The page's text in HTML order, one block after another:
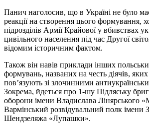
Панич наголосив, що в Україні не було
реакції на створення цього формування,
підрозділів Армії Крайової у вбивствах
цивільного населення під час Другої
відомим історичним фактом.
Також він навів приклади інших
формувань, названих на честь діячів, яких
пов’язують зі злочинними
Зокрема, йдеться про 1-шу Підляську
оборони імени Владислава Лінярського
Вармінський розвідувальний полк імени
Шендзеляжа «Лупашки».